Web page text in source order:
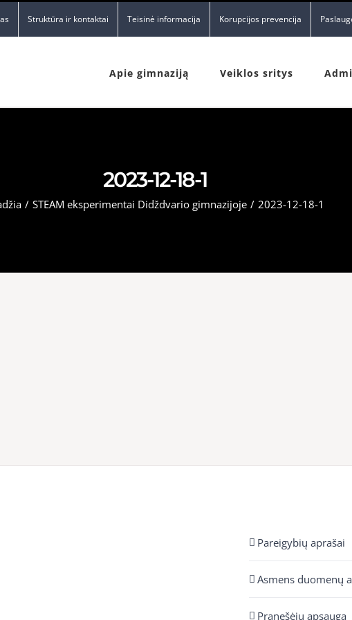
Struktūra ir kontaktai Teisinė informacija Korupcijos prevencija
Apie gimnaziją Veiklos sritys
2023-12-18-1
/ STEAM eksperimentai Didždvario gimnazijoje / 2023-12-18-1
Pareigybių aprašai
Asmens duomenų
Pranešėjų apsauga